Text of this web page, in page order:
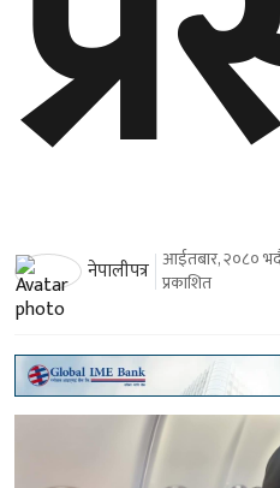
नेपालीपत्र आईतबार, २०८०
प्रकाशित